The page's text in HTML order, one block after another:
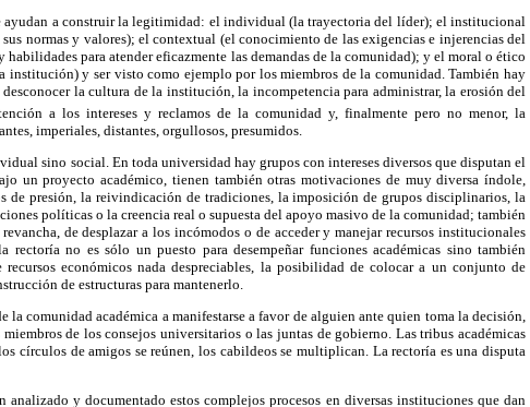
ayudan a construir la legitimidad: el individual (la trayectoria del líder); el institucional
normas y valores); el contextual (el conocimiento de las exigencias e injerencias del
para atender eficazmente las demandas de la comunidad); y el moral o ético
institución) y ser visto como ejemplo por los miembros de la comunidad. También hay
la cultura de la institución, la incompetencia para administrar, la erosión del
a los intereses y reclamos de la comunidad y, finalmente pero no menor, la
imperiales, distantes, orgullosos, presumidos.
sino social. En toda universidad hay grupos con intereses diversos que disputan el
un proyecto académico, tienen también otras motivaciones de muy diversa índole,
de presión, la reivindicación de tradiciones, la imposición de grupos disciplinarios, la
políticas o la creencia real o supuesta del apoyo masivo de la comunidad; también
de desplazar a los incómodos o de acceder y manejar recursos institucionales
rectoría no es sólo un puesto para desempeñar funciones académicas sino también
económicos nada despreciables, la posibilidad de colocar a un conjunto de
de estructuras para mantenerlo.
la comunidad académica a manifestarse a favor de alguien ante quien toma la decisión,
de los consejos universitarios o las juntas de gobierno. Las tribus académicas
círculos de amigos se reúnen, los cabildeos se multiplican. La rectoría es una disputa
y documentado estos complejos procesos en diversas instituciones que dan